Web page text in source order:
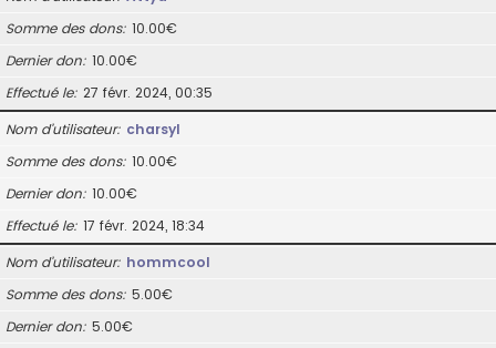
Somme des dons 10.00€
Dernier don 10.00€
Effectué le 27 févr. 2024, 00:35
Nom d’utilisateur charsyl
Somme des dons 10.00€
Dernier don 10.00€
Effectué le 17 févr. 2024, 18:34
Nom d’utilisateur hommcool
Somme des dons 5.00€
Dernier don 5.00€